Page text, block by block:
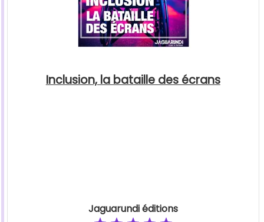
Inclusion, la bataille des écrans
Jaguarundi éditions